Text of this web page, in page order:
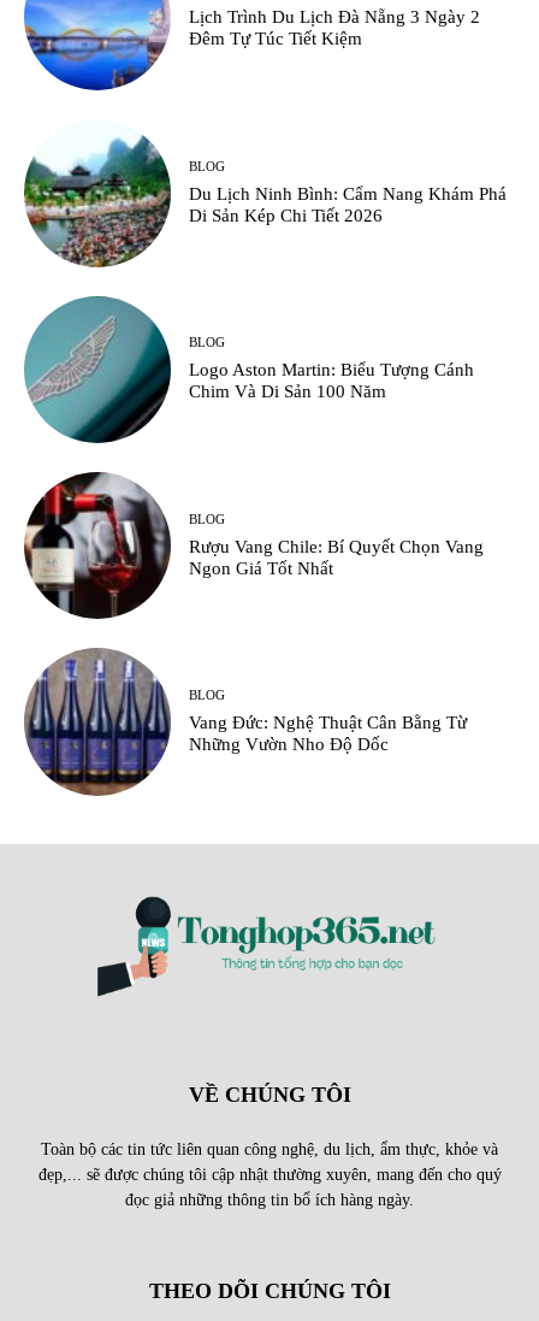
Lịch Trình Du Lịch Đà Nẵng 3 Ngày 2
Đêm Tự Túc Tiết Kiệm
BLOG
Du Lịch Ninh Bình: Cẩm Nang Khám Phá
Di Sản Kép Chi Tiết 2026
BLOG
Logo Aston Martin: Biểu Tượng Cánh
Chim Và Di Sản 100 Năm
BLOG
Rượu Vang Chile: Bí Quyết Chọn Vang
Ngon Giá Tốt Nhất
BLOG
Vang Đức: Nghệ Thuật Cân Bằng Từ
Những Vườn Nho Độ Dốc
VỀ CHÚNG TÔI
Toàn bộ các tin tức liên quan công nghệ, du lịch, ẩm thực, khỏe và
đẹp,... sẽ được chúng tôi cập nhật thường xuyên, mang đến cho quý
đọc giả những thông tin bổ ích hàng ngày.
THEO DÕI CHÚNG TÔI